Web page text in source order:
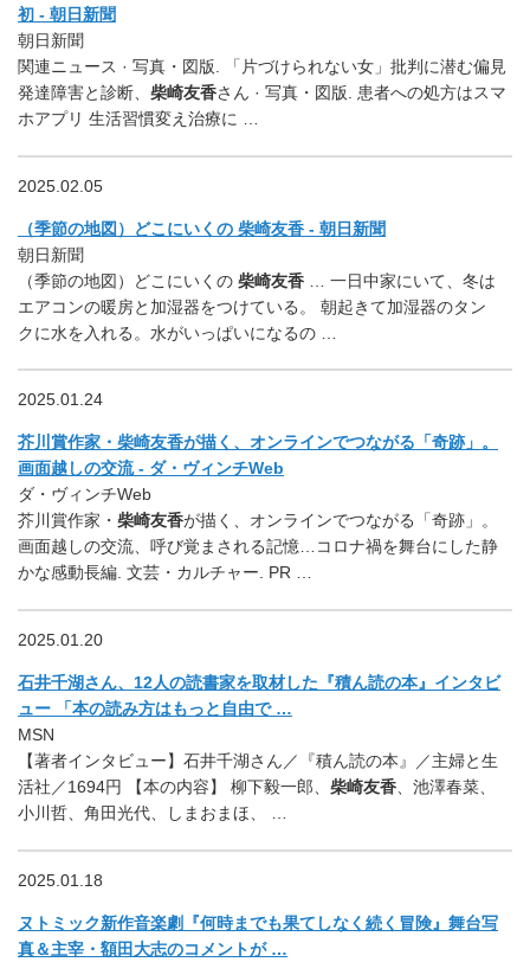
初 - 朝日新聞
朝日新聞
関連ニュース · 写真・図版. 「片づけられない女」批判に潜む偏見
発達障害と診断、 柴崎友香さん · 写真・図版. 患者への処方はスマ
ホアプリ 生活習慣変え治療に …
2025.02.05
（季節の地図）どこにいくの 柴崎友香 - 朝日新聞
朝日新聞
（季節の地図）どこにいくの 柴崎友香 … 一日中家にいて、冬は
エアコンの暖房と加湿器をつけている。 朝起きて加湿器のタン
クに水を入れる。水がいっぱいになるの …
2025.01.24
芥川賞作家・柴崎友香が描く、オンラインでつながる「奇跡」。
画面越しの交流 - ダ・ヴィンチWeb
ダ・ヴィンチWeb
芥川賞作家・ 柴崎友香が描く、オンラインでつながる「奇跡」。
画面越しの交流、呼び覚まされる記憶…コロナ禍を舞台にした静
かな感動長編. 文芸・カルチャー. PR …
2025.01.20
石井千湖さん、12人の読書家を取材した『積ん読の本』インタビ
ュー 「本の読み方はもっと自由で …
MSN
【著者インタビュー】石井千湖さん／『積ん読の本』／主婦と生
活社／1694円 【本の内容】 柳下毅一郎、 柴崎友香 、池澤春菜、
小川哲、角田光代、しまおまほ、 …
2025.01.18
ヌトミック新作音楽劇『何時までも果てしなく続く冒険』舞台写
真＆主宰・額田大志のコメントが …